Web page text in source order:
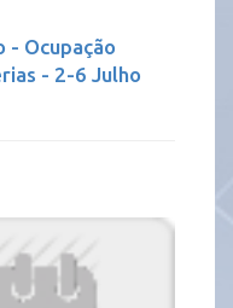
- Ocupação
- 2-6 Julho